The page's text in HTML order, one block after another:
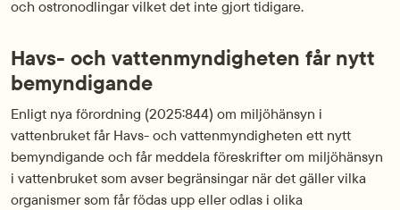
och ostronodlingar vilket det inte gjort tidigare.
Havs- och vattenmyndigheten får nytt
bemyndigande
Enligt nya förordning (2025:844) om miljöhänsyn i
vattenbruket får Havs- och vattenmyndigheten ett nytt
bemyndigande och får meddela föreskrifter om miljöhänsyn
i vattenbruket som avser begränsingar när det gäller vilka
organismer som får födas upp eller odlas i olika